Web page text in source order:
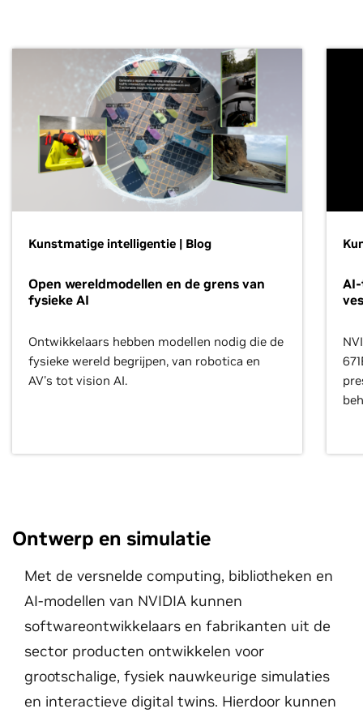
Kunstmatige intelligentie | Blog
Open wereldmodellen en de grens van
fysieke AI
Ontwikkelaars hebben modellen nodig die de
fysieke wereld begrijpen, van robotica en
AV's tot vision AI.
Ontwerp en simulatie
Met de versnelde computing, bibliotheken en
AI-modellen van NVIDIA kunnen
softwareontwikkelaars en fabrikanten uit de
sector producten ontwikkelen voor
grootschalige, fysiek nauwkeurige simulaties
en interactieve digital twins. Hierdoor kunnen